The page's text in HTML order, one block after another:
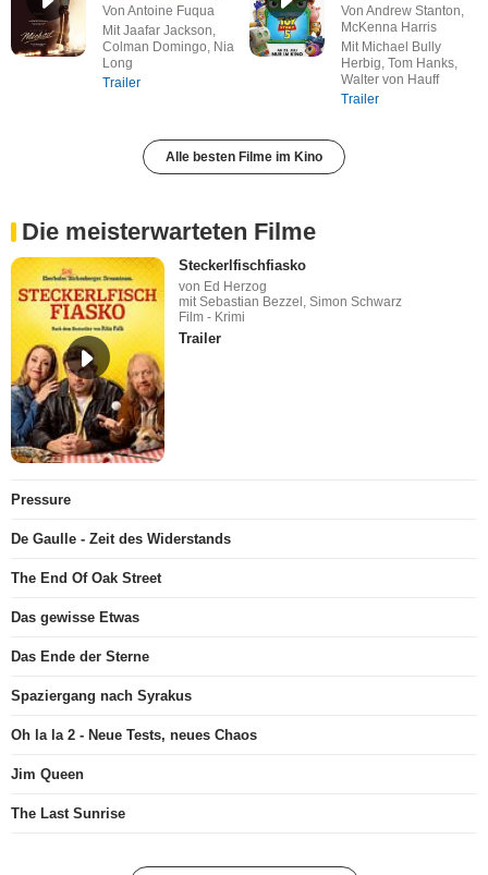
Von Antoine Fuqua
Mit Jaafar Jackson,
Colman Domingo, Nia
Long
Trailer
Von Andrew Stanton,
McKenna Harris
Mit Michael Bully
Herbig, Tom Hanks,
Walter von Hauff
Trailer
Alle besten Filme im Kino
Die meisterwarteten Filme
Steckerlfischfiasko
von Ed Herzog
mit Sebastian Bezzel, Simon Schwarz
Film - Krimi
Trailer
Pressure
De Gaulle - Zeit des Widerstands
The End Of Oak Street
Das gewisse Etwas
Das Ende der Sterne
Spaziergang nach Syrakus
Oh la la 2 - Neue Tests, neues Chaos
Jim Queen
The Last Sunrise